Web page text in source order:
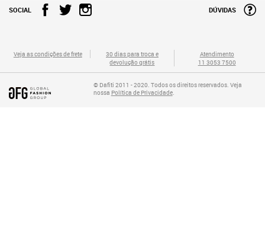
SOCIAL DÚVIDAS
Veja as condições de frete
30 dias para troca e
devolução grátis
Atendimento
11 3053 7500
© Dafiti 2011 - 2020. Todos os direitos reservados. Veja
nossa Política de Privacidade.